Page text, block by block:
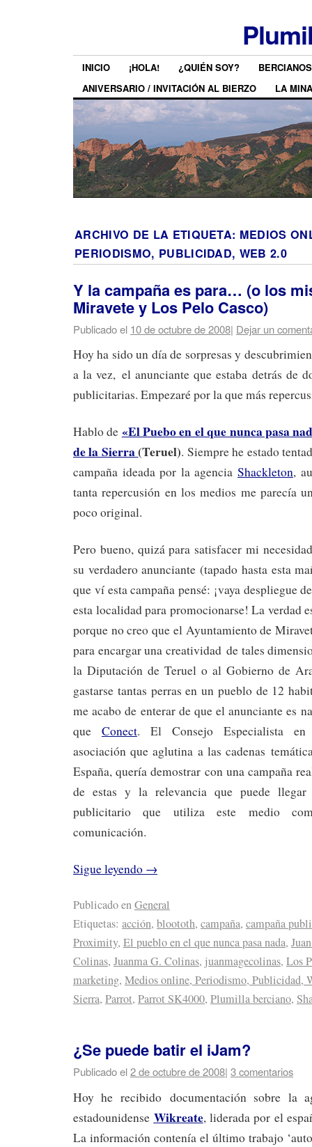
INICIO ¡HOLA! ¿QUIÉN SOY?
ANIVERSARIO / INVITACIÓN AL BIERZO
LA MINA
ARCHIVO DE LA ETIQUETA: MEDIOS
PERIODISMO, PUBLICIDAD, WEB 2.0
Y la campaña es para… (o los
Miravete y Los Pelo Casco)
Publicado el 10 de octubre de 2008| Dejar un
Hoy ha sido un día de sorpresas y
a la vez, el anunciante que estaba detrás de
publicitarias. Empezaré por la que más
Hablo de «El Puebo en el que nunca pasa
de la Sierra(Teruel). Siempre he estado
campaña ideada por la agenciaShackleton,
tanta repercusión en los medios me parecía
poco original.
Pero bueno, quizá para satisfacer mi
su verdadero anunciante (tapado hasta esta
que ví esta campaña pensé: ¡vaya despliegue
esta localidad para promocionarse! La verdad
porque no creo que el Ayuntamiento de
para encargar una creatividad de tales
la Diputación de Teruel o al Gobierno de
gastarse tantas perras en un pueblo de 12
me acabo de enterar de que el anunciante es
que Conect. El Consejo Especialista en
asociación que aglutina a las cadenas
España, quería demostrar con una campaña
de estas y la relevancia que puede
publicitario que utiliza este medio
comunicación.
Sigue leyendo →
Publicado enGeneral
Etiquetas: acción, bloototh, campaña, campaña
Proximity, El pueblo en el que nunca pasa nada,
Colinas, Juanma G. Colinas, juanmagecolinas, Los
marketing, Medios online, Periodismo, Publicidad,
Sierra, Parrot, Parrot SK4000, Plumilla berciano,
¿Se puede batir el iJam?
Publicado el2 de octubre de 2008| 3 comentarios
Hoy he recibido documentación sobre la
estadounidense Wikreate, liderada por el
La información contenía el último trabajo